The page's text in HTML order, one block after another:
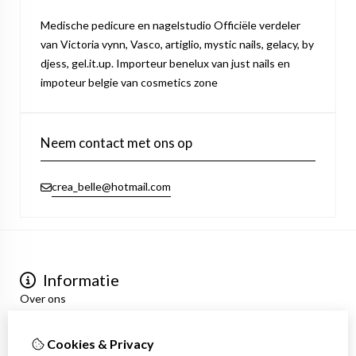
Medische pedicure en nagelstudio Officiële verdeler
van Victoria vynn, Vasco, artiglio, mystic nails, gelacy, by
djess, gel.it.up. Importeur benelux van just nails en
impoteur belgie van cosmetics zone
Neem contact met ons op
crea_belle@hotmail.com
Informatie
Over ons
Algemene voorwaarden
Cookies & Privacy